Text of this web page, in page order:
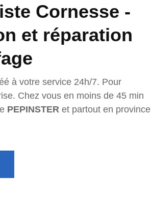
Cornesse -
et réparation
à votre service 24h/7. Pour
Chez vous en moins de 45 min
PEPINSTER et partout en province